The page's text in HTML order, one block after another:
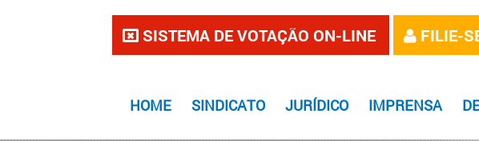
SISTEMA DE VOTAÇÃO ON-LINE FILIE-
HOME SINDICATO JURÍDICO IMPRENSA